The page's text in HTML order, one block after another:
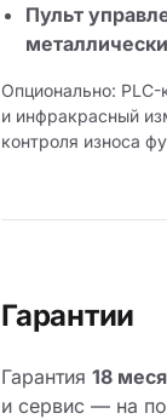
Пульт
Опционально:
и инфракрасный
контроля износа
Гарантии
Гарантия 18
и сервис — на